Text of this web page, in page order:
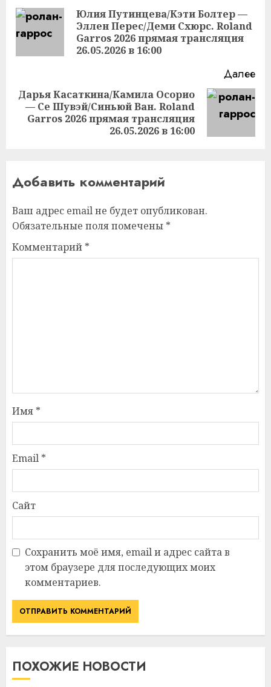
чтение
Юлия Путинцева/Кэти Болтер —
Эллен Перес/Деми Схюрс. Roland
Garros 2026 прямая трансляция
26.05.2026 в 16:00
Далее
Следующая
запись:
Дарья Касаткина/Камила Осорио
— Се Шувэй/Синьюй Ван. Roland
Garros 2026 прямая трансляция
26.05.2026 в 16:00
Добавить комментарий
Ваш адрес email не будет опубликован.
Обязательные поля помечены *
Комментарий *
Имя *
Email *
Сайт
Сохранить моё имя, email и адрес сайта в
этом браузере для последующих моих
комментариев.
ПОХОЖИЕ НОВОСТИ